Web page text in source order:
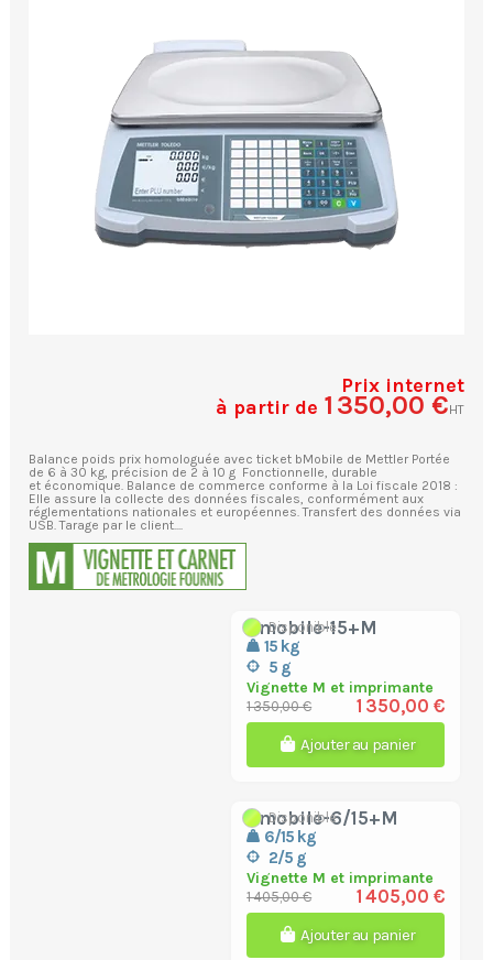
Prix internet
à partir de 1 350,00 €HT
Balance poids prix homologuée avec ticket bMobile de Mettler Portée
de 6 à 30 kg, précision de 2 à 10 g Fonctionnelle, durable
et économique. Balance de commerce conforme à la Loi fiscale 2018 :
Elle assure la collecte des données fiscales, conformément aux
réglementations nationales et européennes. Transfert des données via
USB. Tarage par le client....
bmobile-15+M
15 kg
5 g
Vignette M et imprimante
Disponible
1 350,00 € 1 350,00 €
Ajouter au panier
bmobile-6/15+M
6/15 kg
2/5 g
Vignette M et imprimante
Disponible
1 405,00 € 1 405,00 €
Ajouter au panier